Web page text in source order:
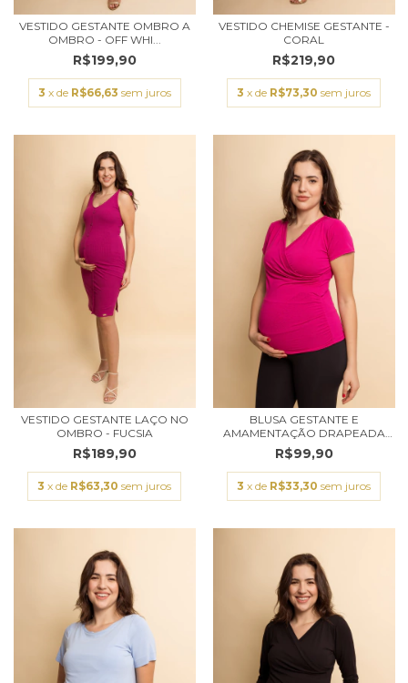
VESTIDO GESTANTE OMBRO A
OMBRO - OFF WHI...
R$199,90
3 x de R$66,63 sem juros
VESTIDO CHEMISE GESTANTE -
CORAL
R$219,90
3 x de R$73,30 sem juros
VESTIDO GESTANTE LAÇO NO
OMBRO - FUCSIA
R$189,90
3 x de R$63,30 sem juros
BLUSA GESTANTE E
AMAMENTAÇÃO DRAPEADA
MA...
R$99,90
3 x de R$33,30 sem juros